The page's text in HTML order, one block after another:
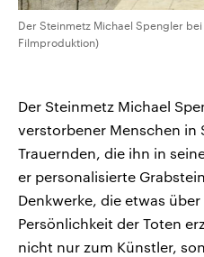
Der Steinmetz Michael Spengler
Filmproduktion)
Der Steinmetz Michael
verstorbener Menschen in
Trauernden, die ihn in
er personalisierte
Denkwerke, die etwas
Persönlichkeit der Toten
nicht nur zum Künstler,